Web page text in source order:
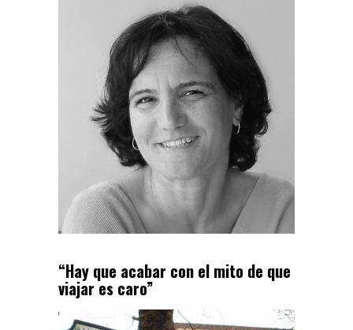
“Hay que acabar con el mito de que
viajar es caro”